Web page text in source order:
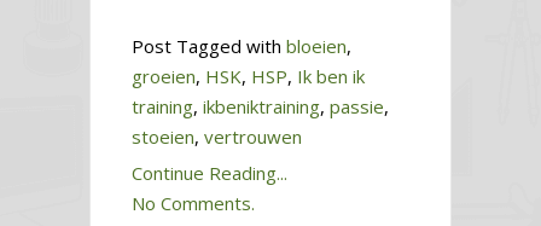
Post Tagged with bloeien,
groeien, HSK, HSP, Ik ben ik
training, ikbeniktraining, passie,
stoeien, vertrouwen
Continue Reading...
No Comments.